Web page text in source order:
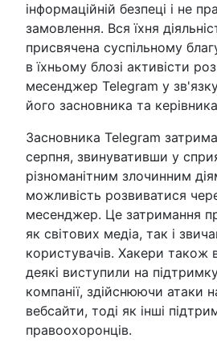
інформаційній безпеці і не
замовлення. Вся їхня
присвячена суспільному
в їхньому блозі активісти
месенджер Telegram у
його засновника та
Засновника Telegram
серпня, звинувативши у
різноманітним злочинним
можливість розвиватися
месенджер. Це затримання
як світових медіа, так і
користувачів. Хакери також
деякі виступили на
компанії, здійснюючи атаки
вебсайти, тоді як інші
правоохоронців.